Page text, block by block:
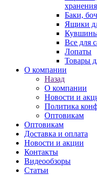
хранения
Баки,
Ящики
Все для
Лопаты
Товары
О компании
Назад
О компании
Новости и
Политика
Оптовикам
Оптовикам
Доставка и оплата
Новости и акции
Контакты
Видеообзоры
Статьи